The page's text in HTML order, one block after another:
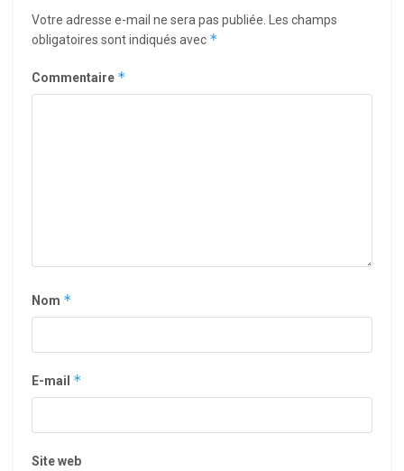
Votre adresse e-mail ne sera pas publiée. Les champs
obligatoires sont indiqués avec *
Commentaire *
Nom *
E-mail *
Site web